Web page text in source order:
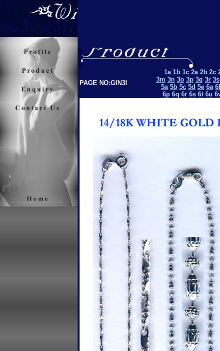
PAGE NO:GIN3I
1a 1b 1c 2a 2b 2c
3m 3n 3o 3p 3q 3r 3s
5a 5b 5c 5d 5e 6a
6p 6q 6r 6s 6t 6u